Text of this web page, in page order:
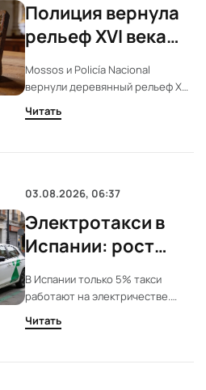
Полиция вернула
рельеф XVI века
монастырю в
Наварре
Mossos и Policía Nacional
вернули деревянный рельеф XVI
века. Его похитили из монастыря
в Фитеро. Вещь уже готовили к
Читать
03.08.2026, 06:37
Электротакси в
Испании: рост
продаж, но доля в
парке остается
низкой
В Испании только 5% такси
работают на электричестве.
Несмотря на быстрый рост
продаж, переход тормозят
Читать